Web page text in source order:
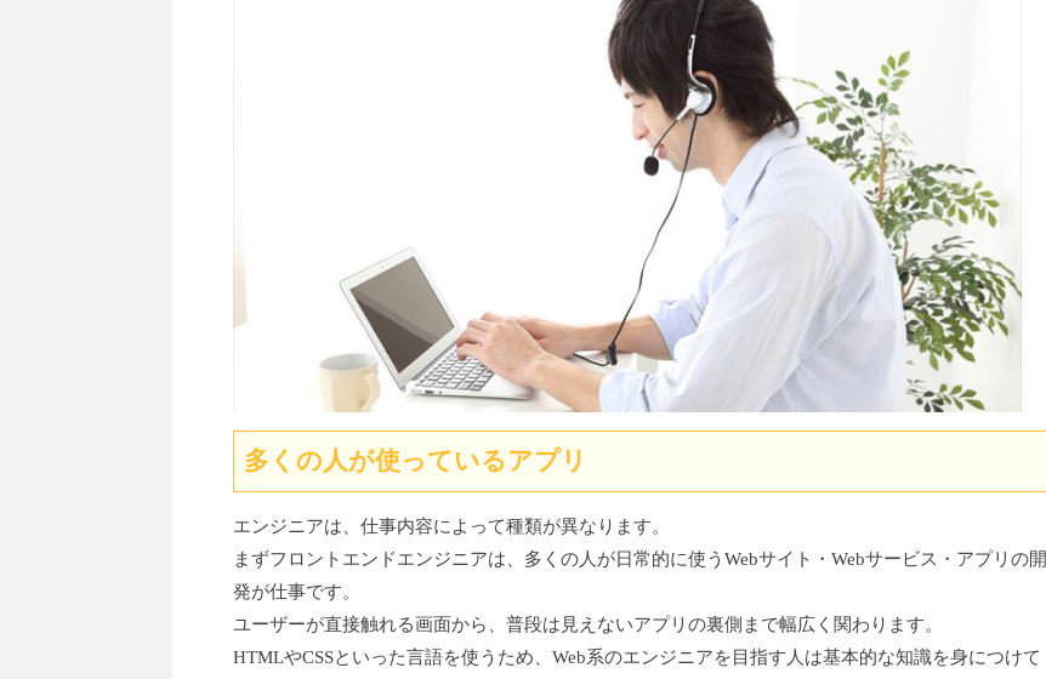
多くの人が使っているアプリ
エンジニアは、仕事内容によって種類が異なります。
まずフロントエンドエンジニアは、多くの人が日常的に使うWebサイト・Webサービス・アプリの開
発が仕事です。
ユーザーが直接触れる画面から、普段は見えないアプリの裏側まで幅広く関わります。
HTMLやCSSといった言語を使うため、Web系のエンジニアを目指す人は基本的な知識を身につけて